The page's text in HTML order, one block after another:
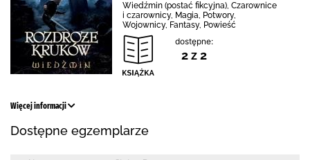
Wiedźmin (postać fikcyjna), Czarownice
i czarownicy, Magia, Potwory,
Wojownicy, Fantasy, Powieść
dostępne:
2 z 2
Więcej informacji
Dostępne egzemplarze